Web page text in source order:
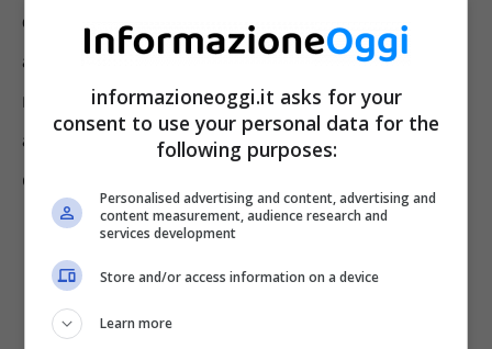
cortisolo
, il cd. ormone dello stress, e
aumentano i livelli di calma. Specialmente
negli appartamenti più piccoli e angusti,
aiutano lariconnessione con la natura e
osservarle fa sentire più rilassati.
informazioneoggi.it asks for your
consent to use your personal data for the
following purposes:
Personalised advertising and content, advertising and
content measurement, audience research and
services development
Store and/or access information on a device
Learn more